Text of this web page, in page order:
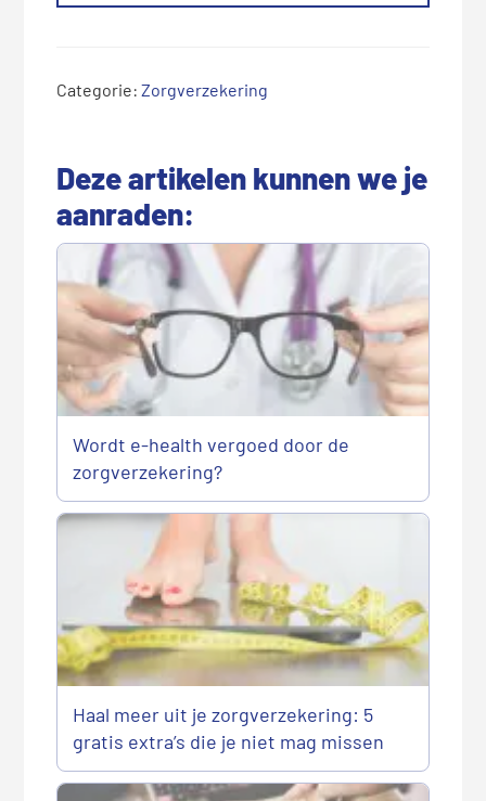
Categorie:Zorgverzekering
Deze artikelen kunnen we je
aanraden:
Wordt e-health vergoed door de
zorgverzekering?
Haal meer uit je zorgverzekering: 5
gratis extra’s die je niet mag missen